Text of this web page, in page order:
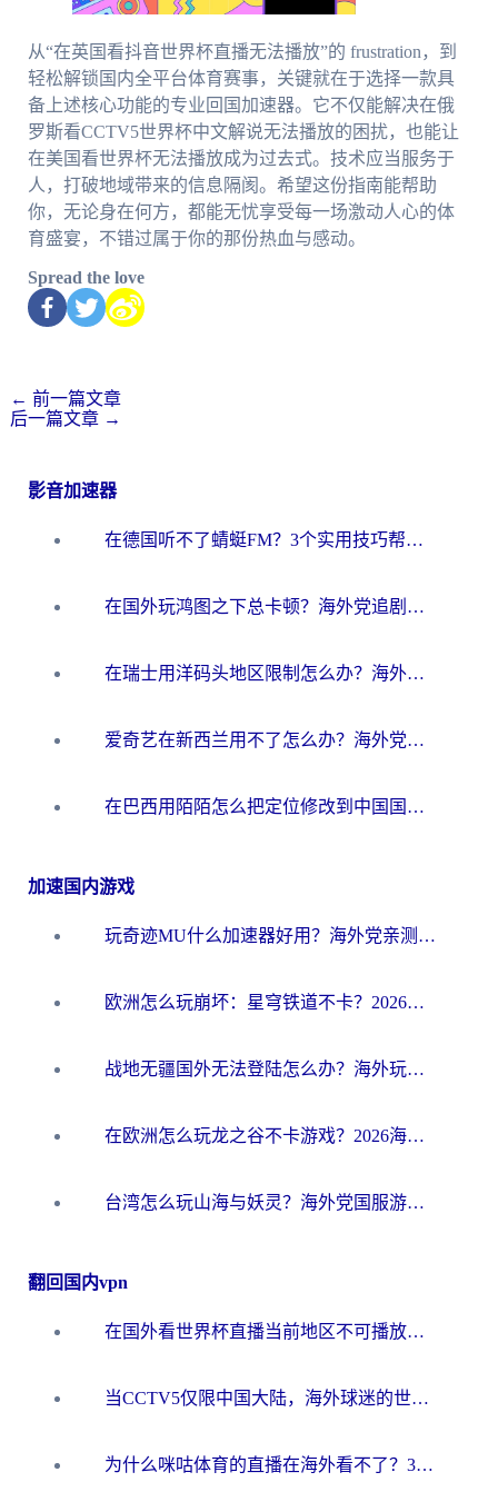
从“在英国看抖音世界杯直播无法播放”的 frustration，到
轻松解锁国内全平台体育赛事，关键就在于选择一款具
备上述核心功能的专业回国加速器。它不仅能解决在俄
罗斯看CCTV5世界杯中文解说无法播放的困扰，也能让
在美国看世界杯无法播放成为过去式。技术应当服务于
人，打破地域带来的信息隔阂。希望这份指南能帮助
你，无论身在何方，都能无忧享受每一场激动人心的体
育盛宴，不错过属于你的那份热血与感动。
Spread the love
← 前一篇文章
后一篇文章 →
影音加速器
在德国听不了蜻蜓FM？3个实用技巧帮你解锁国内影音自由
在国外玩鸿图之下总卡顿？海外党追剧听歌的3个实用解决方案
在瑞士用洋码头地区限制怎么办？海外华人必看的回国加速全攻略
爱奇艺在新西兰用不了怎么办？海外党亲测有效的回国加速方案
在巴西用陌陌怎么把定位修改到中国国内？海外党必看的回国加速全攻略
加速国内游戏
玩奇迹MU什么加速器好用？海外党亲测：这款加速器让你告别延迟卡顿！
欧洲怎么玩崩坏：星穹铁道不卡？2026海外玩家国服游戏加速器终极攻略
战地无疆国外无法登陆怎么办？海外玩家国服畅玩终极指南（附欧服魔兽EVE加速方案）
在欧洲怎么玩龙之谷不卡游戏？2026海外党国服游戏加速全攻略
台湾怎么玩山海与妖灵？海外党国服游戏加速全攻略，告别延迟卡顿
翻回国内vpn
在国外看世界杯直播当前地区不可播放？海外党必看的回国加速全攻略
当CCTV5仅限中国大陆，海外球迷的世界杯狂欢如何继续？
为什么咪咕体育的直播在海外看不了？3步解决海外看世界杯+抖音地区限制难题